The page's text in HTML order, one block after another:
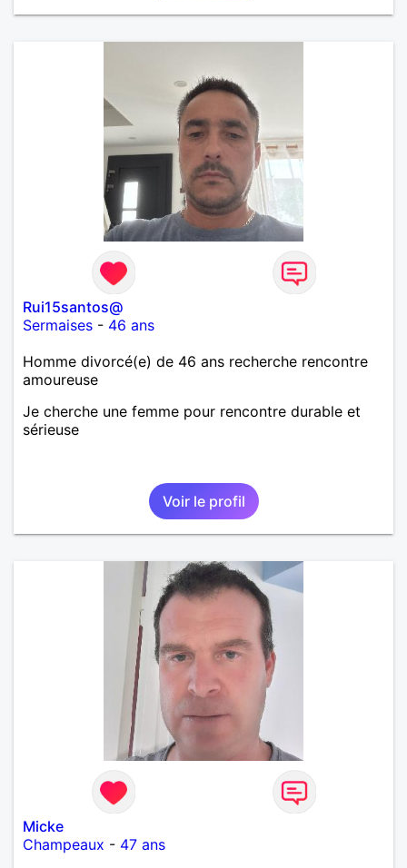
Rui15santos@
Sermaises - 46 ans
Homme divorcé(e) de 46 ans recherche rencontre
amoureuse
Je cherche une femme pour rencontre durable et
sérieuse
Voir le profil
Micke
Champeaux - 47 ans